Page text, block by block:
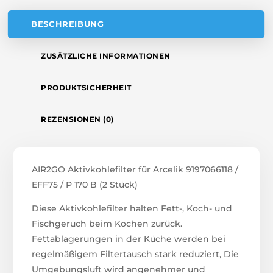
BESCHREIBUNG
ZUSÄTZLICHE INFORMATIONEN
PRODUKTSICHERHEIT
REZENSIONEN (0)
AIR2GO Aktivkohlefilter für Arcelik 9197066118 /
EFF75 / P 170 B (2 Stück)
Diese Aktivkohlefilter halten Fett-, Koch- und
Fischgeruch beim Kochen zurück.
Fettablagerungen in der Küche werden bei
regelmäßigem Filtertausch stark reduziert, Die
Umgebungsluft wird angenehmer und